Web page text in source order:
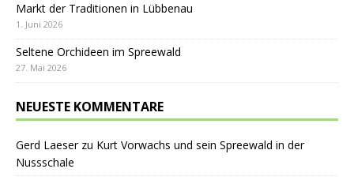
Markt der Traditionen in Lübbenau
1. Juni 2026
Seltene Orchideen im Spreewald
27. Mai 2026
NEUESTE KOMMENTARE
Gerd Laeserzu Kurt Vorwachs und sein Spreewald in der
Nussschale